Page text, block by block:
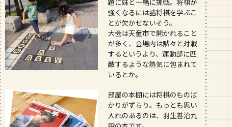
題に妹と一緒に挑戦。将棋が
強くなるには詰将棋を学ぶこ
とが欠かせないそう。
大会は天童市で開かれること
が多く、会場内は黙々と対戦
するというより、運動部に匹
敵するような熱気に包まれて
いるとか。
部屋の本棚には将棋のものば
かりがずらり。もっとも思い
入れのあるのは、羽生善治九